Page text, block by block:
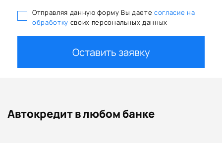
Отправляя данную форму Вы даете согласие на
обработку своих персональных данных
Оставить заявку
Автокредит в любом банке